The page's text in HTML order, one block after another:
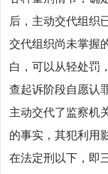
后，主动交代组织
交代组织尚未掌握
白，可以从轻处罚
查起诉阶段自愿认
主动交代了监察机
的事实，其犯利用
在法定刑以下，即